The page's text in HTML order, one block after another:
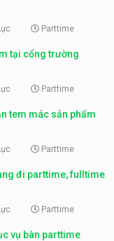
Parttime
tại cổng trường
Parttime
tem mác sản phẩm
Parttime
đi parttime, fulltime
Parttime
vụ bàn parttime